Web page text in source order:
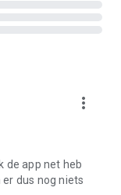
indien
abonnement
worden
je met een
more_vert
de app net heb
dus nog niets